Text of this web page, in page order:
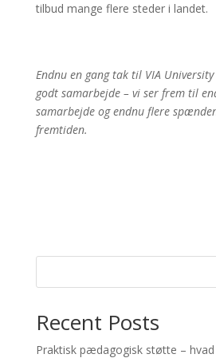
tilbud mange flere steder i landet.
Endnu en gang tak til VIA
godt samarbejde – vi ser frem til
samarbejde og endnu flere
fremtiden.
Recent Posts
Praktisk pædagogisk støtte – hvad